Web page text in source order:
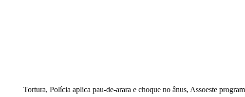
Tortura, Polícia aplica pau-de-arara e choque no ânus, Assoeste